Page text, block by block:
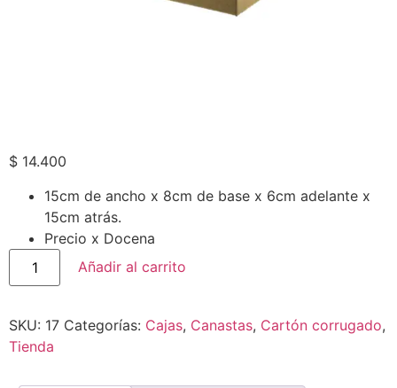
$ 14.400
15cm de ancho x 8cm de base x 6cm adelante x
15cm atrás.
Precio x Docena
Añadir al carrito
SKU: 17 Categorías: Cajas, Canastas, Cartón corrugado,
Tienda